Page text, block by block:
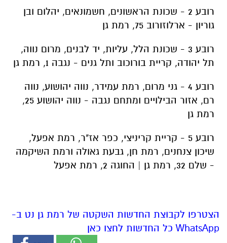
רובע 2 - שכונת הראשונים, חשמונאים, יהלום ובן
גוריון - ארלוזורוב 75, רמת גן
רובע 3 - שכונת הלל, עליות, יד לבנים, מרום נווה,
תל יהודה, קריית בורוכוב ותל גנים - נגבה 1, רמת גן
רובע 4 - גני מרום, רמת עמידר, נווה יהושוע, נווה
רם, אזור הבילויים ומתחם נגבה - נווה יהושוע 25,
רמת גן
רובע 5 - קריית קריניצי, כפר אז"ר, רמת אפעל,
שיכון צנחנים, רמת חן, גבעת גאולה ורמת השיקמה
- שלם 32, רמת גן | החוגה 2, רמת אפעל
הצטרפו לקבוצת החדשות השקטה של רמת גן נט ב-
WhatsApp כל החדשות לחצו כאן